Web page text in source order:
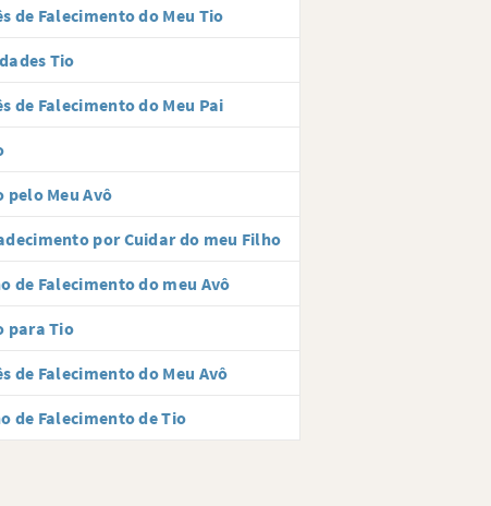
de Falecimento do Meu Tio
Tio
de Falecimento do Meu Pai
pelo Meu Avô
por Cuidar do meu Filho
de Falecimento do meu Avô
para Tio
de Falecimento do Meu Avô
de Falecimento de Tio